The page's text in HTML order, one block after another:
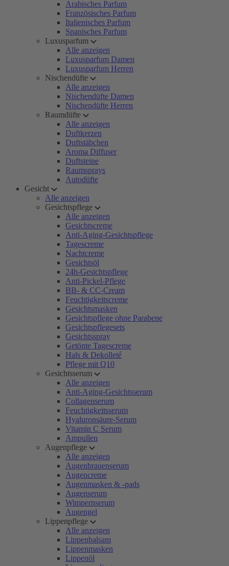
Arabisches Parfum
Französisches Parfum
Italienisches Parfum
Spanisches Parfum
Luxusparfum
Alle anzeigen
Luxusparfum Damen
Luxusparfum Herren
Nischendüfte
Alle anzeigen
Nischendüfte Damen
Nischendüfte Herren
Raumdüfte
Alle anzeigen
Duftkerzen
Duftstäbchen
Aroma Diffuser
Duftsteine
Raumsprays
Autodüfte
Gesicht
Alle anzeigen
Gesichtspflege
Alle anzeigen
Gesichtscreme
Anti-Aging-Gesichtspflege
Tagescreme
Nachtcreme
Gesichtsöl
24h-Gesichtspflege
Anti-Pickel-Pflege
BB- & CC-Cream
Feuchtigkeitscreme
Gesichtsmasken
Gesichtspflege ohne Parabene
Gesichtspflegesets
Gesichtsspray
Getönte Tagescreme
Hals & Dekolleté
Pflege mit Q10
Gesichtsserum
Alle anzeigen
Anti-Aging-Gesichtsserum
Collagenserum
Feuchtigkeitsserum
Hyaluronsäure-Serum
Vitamin C Serum
Ampullen
Augenpflege
Alle anzeigen
Augenbrauenserum
Augencreme
Augenmasken & -pads
Augenserum
Wimpernserum
Augengel
Lippenpflege
Alle anzeigen
Lippenbalsam
Lippenmasken
Lippenöl